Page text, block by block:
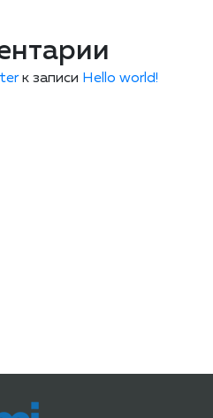
к записи Hello world!